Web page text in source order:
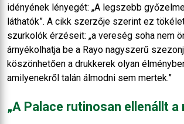
idényének lényegét: „A legszebb
láthatók”. A cikk szerzője szerint ez
szurkolók érzéseit: „a vereség soha nem
árnyékolhatja be a Rayo nagyszerű
köszönhetően a drukkerek olyan
amilyenekről talán álmodni sem mertek.”
„A Palace rutinosan ellenállt a